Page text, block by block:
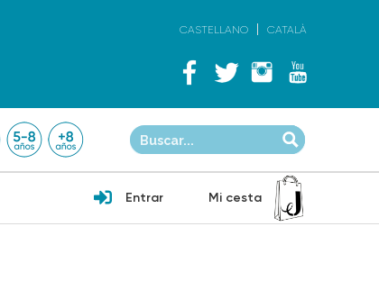
CASTELLANO CATALÀ
Entrar Mi cesta